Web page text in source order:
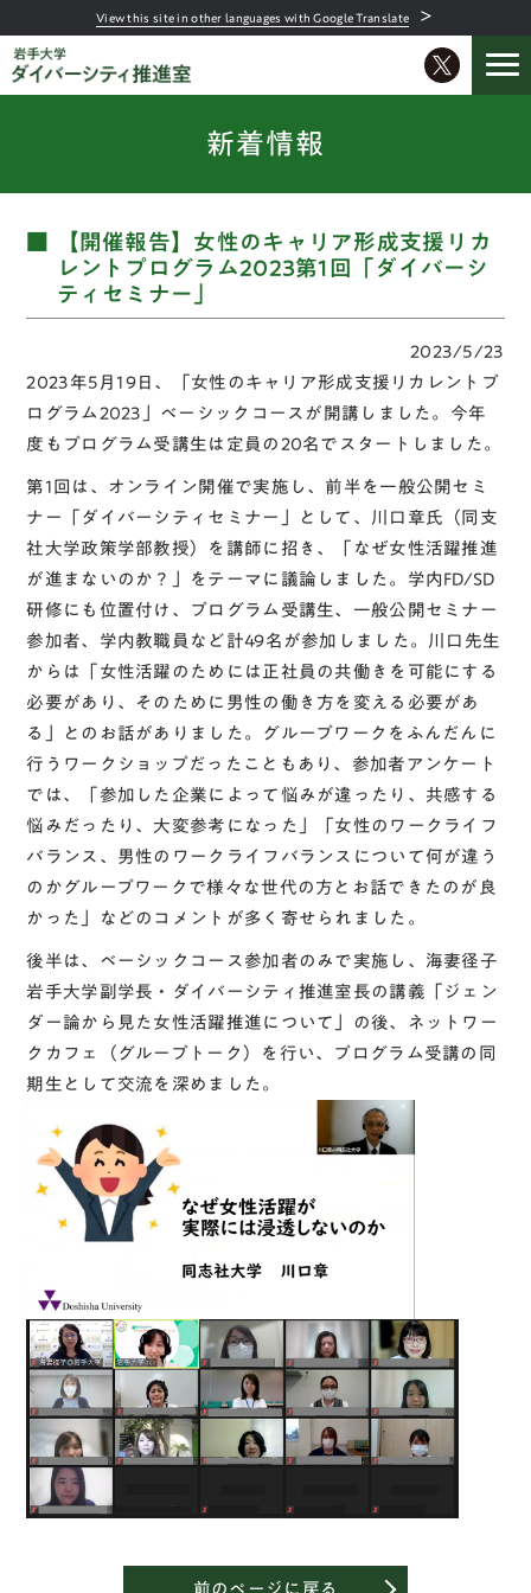
View this site in other languages with Google Translate ＞
新着情報
【開催報告】女性のキャリア形成支援リカ
レントプログラム2023第1回「ダイバーシ
ティセミナー」
2023/5/23
2023年5月19日、「女性のキャリア形成支援リカレントプ
ログラム2023」ベーシックコースが開講しました。今年
度もプログラム受講生は定員の20名でスタートしました。
第1回は、オンライン開催で実施し、前半を一般公開セミ
ナー「ダイバーシティセミナー」として、川口章氏（同支
社大学政策学部教授）を講師に招き、「なぜ女性活躍推進
が進まないのか？」をテーマに議論しました。学内FD/SD
研修にも位置付け、プログラム受講生、一般公開セミナー
参加者、学内教職員など計49名が参加しました。川口先生
からは「女性活躍のためには正社員の共働きを可能にする
必要があり、そのために男性の働き方を変える必要があ
る」とのお話がありました。グループワークをふんだんに
行うワークショップだったこともあり、参加者アンケート
では、「参加した企業によって悩みが違ったり、共感する
悩みだったり、大変参考になった」「女性のワークライフ
バランス、男性のワークライフバランスについて何が違う
のかグループワークで様々な世代の方とお話できたのが良
かった」などのコメントが多く寄せられました。
後半は、ベーシックコース参加者のみで実施し、海妻径子
岩手大学副学長・ダイバーシティ推進室長の講義「ジェン
ダー論から見た女性活躍推進について」の後、ネットワー
クカフェ（グループトーク）を行い、プログラム受講の同
期生として交流を深めました。
前のページに戻る